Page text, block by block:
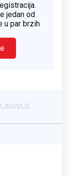
jedan od
u par brzih